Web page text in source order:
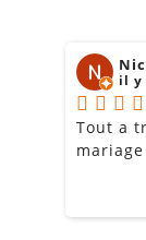
il y
Tout a